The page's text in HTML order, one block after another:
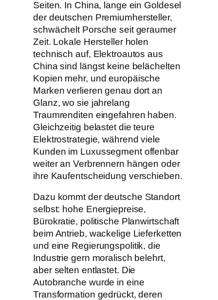
Seiten. In China, lange ein Goldesel
der deutschen Premiumhersteller,
schwächelt Porsche seit geraumer
Zeit. Lokale Hersteller holen
technisch auf, Elektroautos aus
China sind längst keine belächelten
Kopien mehr, und europäische
Marken verlieren genau dort an
Glanz, wo sie jahrelang
Traumrenditen eingefahren haben.
Gleichzeitig belastet die teure
Elektrostrategie, während viele
Kunden im Luxussegment offenbar
weiter an Verbrennern hängen oder
ihre Kaufentscheidung verschieben.
Dazu kommt der deutsche Standort
selbst: hohe Energiepreise,
Bürokratie, politische Planwirtschaft
beim Antrieb, wackelige Lieferketten
und eine Regierungspolitik, die
Industrie gern moralisch belehrt,
aber selten entlastet. Die
Autobranche wurde in eine
Transformation gedrückt, deren